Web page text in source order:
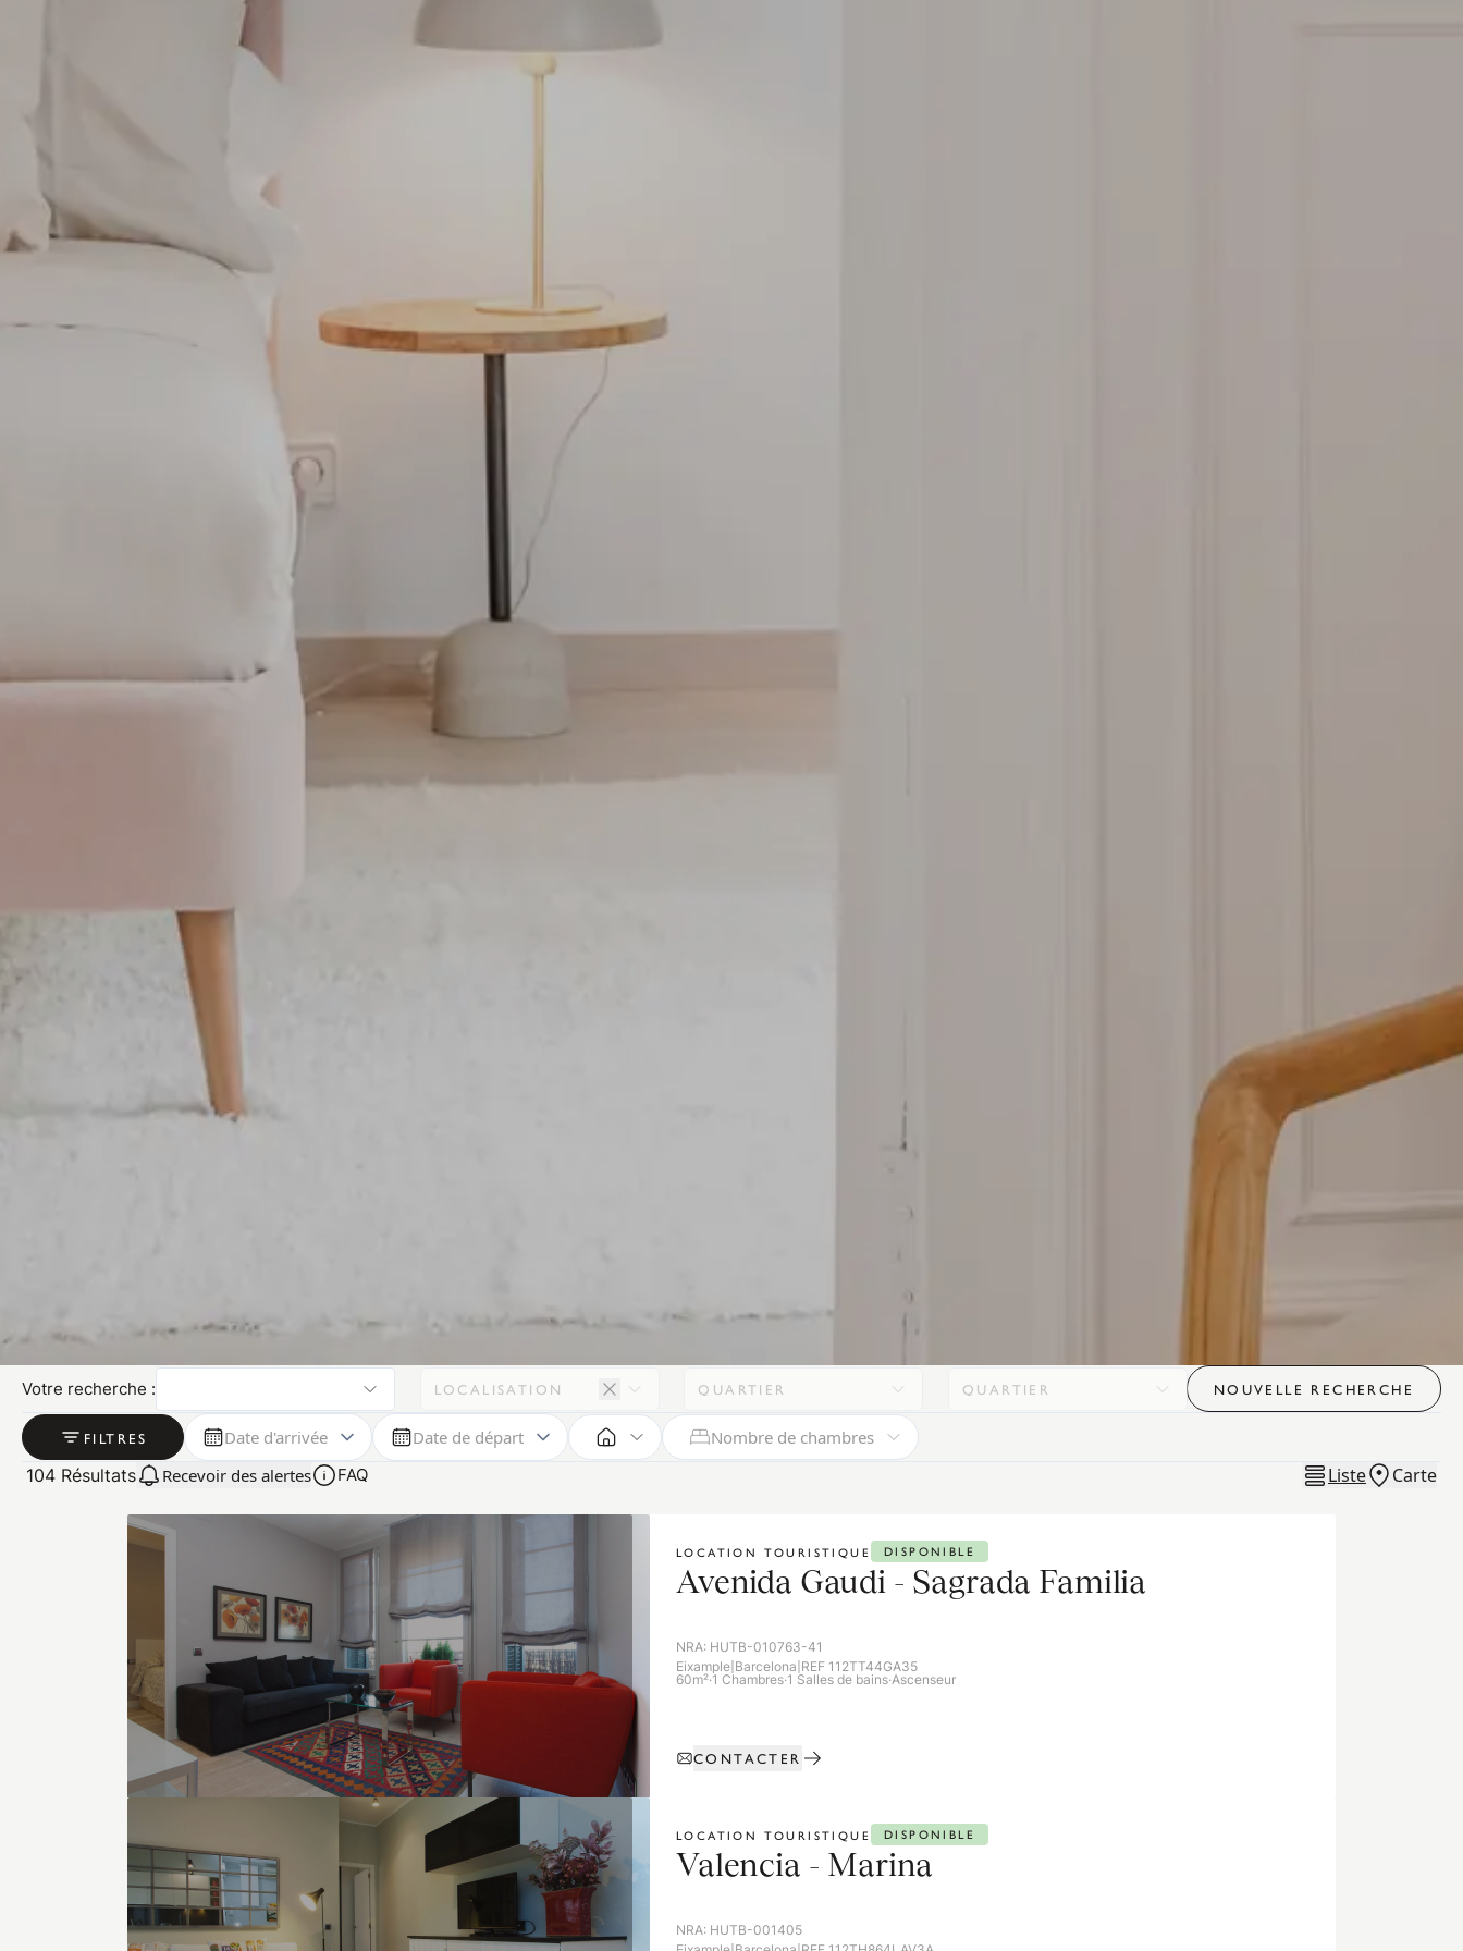
Votre recherche : LOCALISATION QUARTIER QUARTIER NOUVELLE RECHERCHE
FILTRES Date d'arrivée Date de départ
Nombre de chambres
104 Résultats Recevoir des alertes FAQ Liste Carte
LOCATION TOURISTIQUE DISPONIBLE
Avenida Gaudi - Sagrada Familia
NRA: HUTB-010763-41
Eixample Barcelona REF 112TT44GA35
60m²·1 Chambres·1 Salles de bains·Ascenseur
CONTACTER
LOCATION TOURISTIQUE DISPONIBLE
Valencia - Marina
NRA: HUTB-001405